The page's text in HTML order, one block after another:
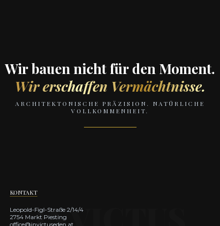
Wir bauen nicht für den Moment.
Wir erschaffen Vermächtnisse.
ARCHITEKTONISCHE PRÄZISION. NATÜRLICHE
VOLLKOMMENHEIT.
KONTAKT
Leopold-Figl-Straße 2/14/4
2754 Markt Piesting
office@invictuseden.at